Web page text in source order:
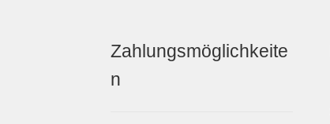
Zahlungsmöglichkeite
n